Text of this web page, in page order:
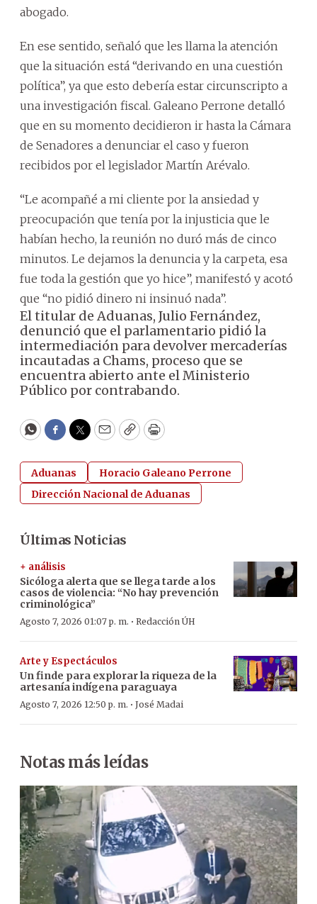
abogado.
En ese sentido, señaló que les llama la atención
que la situación está “derivando en una cuestión
política”, ya que esto debería estar circunscripto a
una investigación fiscal. Galeano Perrone detalló
que en su momento decidieron ir hasta la Cámara
de Senadores a denunciar el caso y fueron
recibidos por el legislador Martín Arévalo.
“Le acompañé a mi cliente por la ansiedad y
preocupación que tenía por la injusticia que le
habían hecho, la reunión no duró más de cinco
minutos. Le dejamos la denuncia y la carpeta, esa
fue toda la gestión que yo hice”, manifestó y acotó
que “no pidió dinero ni insinuó nada”.
El titular de Aduanas, Julio Fernández,
denunció que el parlamentario pidió la
intermediación para devolver mercaderías
incautadas a Chams, proceso que se
encuentra abierto ante el Ministerio
Público por contrabando.
WhatsApp
Facebook
Twitter
EmailCopyPrint
Aduanas
Horacio Galeano Perrone
Dirección Nacional de Aduanas
Últimas Noticias
+ análisis
Sicóloga alerta que se llega tarde a los
casos de violencia: “No hay prevención
criminológica”
Agosto 7, 2026 01:07 p. m. · Redacción ÚH
Arte y Espectáculos
Un finde para explorar la riqueza de la
artesanía indígena paraguaya
Agosto 7, 2026 12:50 p. m. · José Madai
Notas más leídas